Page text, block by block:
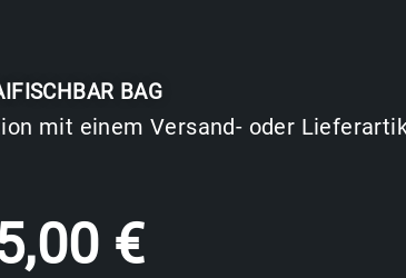
BAG
mit einem Versand- oder
€